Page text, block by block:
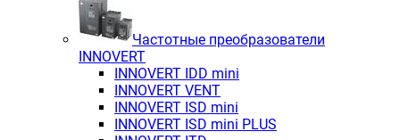
Частотные преобразователи
INNOVERT
INNOVERT IDD mini
INNOVERT VENT
INNOVERT ISD mini
INNOVERT ISD mini PLUS